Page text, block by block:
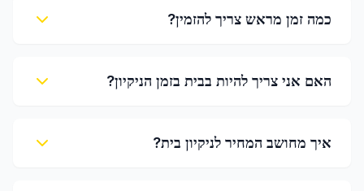
כמה זמן מראש צריך להזמין?
האם אני צריך להיות בבית בזמן הניקיון?
איך מחושב המחיר לניקיון בית?